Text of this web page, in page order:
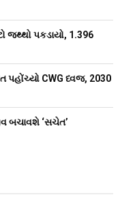
જથ્થો પકડાયો, 1.396
પહોંચ્યો CWG ધ્વજ, 2030
બચાવશે ‘સચેત’